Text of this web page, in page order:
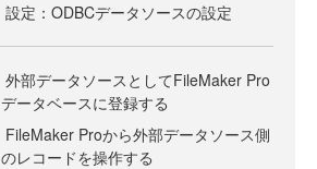
設定：ODBCデータソースの設定
外部データソースとしてFileMaker Pro
データベースに登録する
FileMaker Proから外部データソース側
のレコードを操作する